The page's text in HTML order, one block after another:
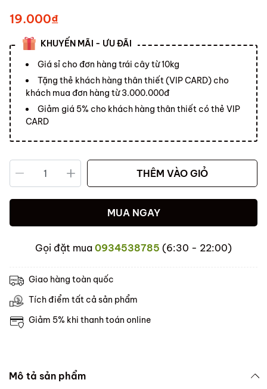
19.000₫
KHUYẾN MÃI - ƯU ĐÃI
Giá sỉ cho đơn hàng trái cây từ 10kg
Tặng thẻ khách hàng thân thiết (VIP CARD) cho
khách mua đơn hàng từ 3.000.000đ
Giảm giá 5% cho khách hàng thân thiết có thẻ VIP
CARD
THÊM VÀO GIỎ
MUA NGAY
Gọi đặt mua 0934538785 (6:30 - 22:00)
Giao hàng toàn quốc
Tích điểm tất cả sản phẩm
Giảm 5% khi thanh toán online
Mô tả sản phẩm